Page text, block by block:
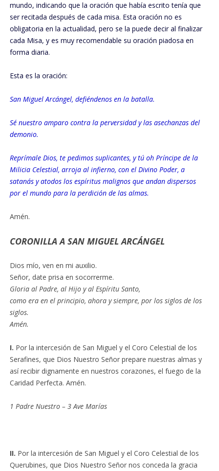
mundo, indicando que la oración que había escrito tenía que
ser recitada después de cada misa. Esta oración no es
obligatoria en la actualidad, pero se la puede decir al finalizar
cada Misa, y es muy recomendable su oración piadosa en
forma diaria.
Esta es la oración:
San Miguel Arcángel, defiéndenos en la batalla.
Sé nuestro amparo contra la perversidad y las asechanzas del
demonio.
Reprímale Dios, te pedimos suplicantes, y tú oh Príncipe de la
Milicia Celestial, arroja al infierno, con el Divino Poder, a
satanás y atodos los espíritus malignos que andan dispersos
por el mundo para la perdición de las almas.
Amén.
CORONILLA A SAN MIGUEL ARCÁNGEL
Dios mío, ven en mi auxilio.
Señor, date prisa en socorrerme.
Gloria al Padre, al Hijo y al Espíritu Santo,
como era en el principio, ahora y siempre, por los siglos de los
siglos.
Amén.
I. Por la intercesión de San Miguel y el Coro Celestial de los
Serafines, que Dios Nuestro Señor prepare nuestras almas y
así recibir dignamente en nuestros corazones, el fuego de la
Caridad Perfecta. Amén.
1 Padre Nuestro – 3 Ave Marías
II. Por la intercesión de San Miguel y el Coro Celestial de los
Querubines, que Dios Nuestro Señor nos conceda la gracia